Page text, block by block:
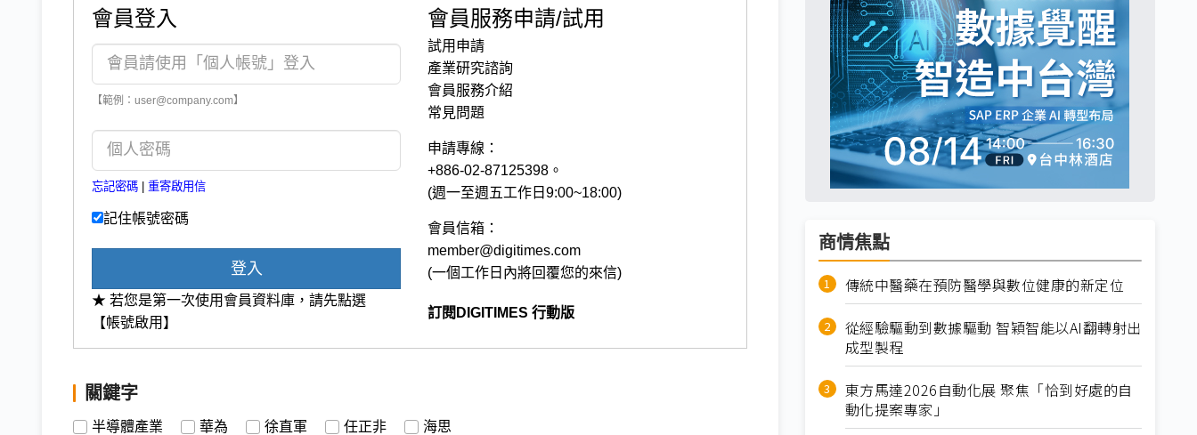
會員登入
【範例：user@company.com】
忘記密碼 重寄啟用信
記住帳號密碼
登入
★ 若您是第一次使用會員資料庫，請先點選
【帳號啟用】
會員服務申請/試用
試用申請
產業研究諮詢
會員服務介紹
常見問題
申請專線：
+886-02-87125398。
(週一至週五工作日9:00~18:00)
會員信箱：
member@digitimes.com
(一個工作日內將回覆您的來信)
訂閱DIGITIMES 行動版
關鍵字
半導體產業 華為 徐直軍 任正非 海思
商情焦點
傳統中醫藥在預防醫學與數位健康的新定位
從經驗驅動到數據驅動 智穎智能以AI翻轉射出
成型製程
東方馬達2026自動化展 聚焦「恰到好處的自
動化提案專家」